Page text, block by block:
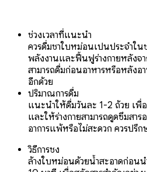
ช่วงเวลาที่แนะนำ
ควรดื่มชาใบหม่อนเป็นประจำใน
พลังงานและฟื้นฟูร่างกายหลังจ
สามารถดื่มก่อนอาหารหรือหลังอ
อีกด้วย
ปริมาณการดื่ม
แนะนำให้ดื่มวันละ 1-2 ถ้วย เพื่
และให้ร่างกายสามารถดูดซึมสา
อาการแพ้หรือไม่สะดวก ควรปรึ
วิธีการชง
ล้างใบหม่อนด้วยน้ำสะอาดก่อน